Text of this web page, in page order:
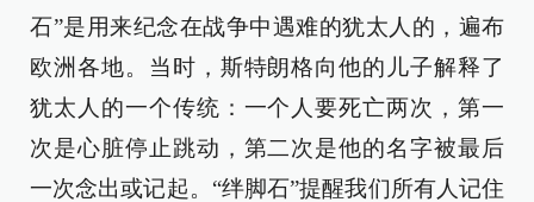
石”是用来纪念在战争中遇难的犹太人的，遍布
欧洲各地。当时，斯特朗格向他的儿子解释了
犹太人的一个传统：一个人要死亡两次，第一
次是心脏停止跳动，第二次是他的名字被最后
一次念出或记起。“绊脚石”提醒我们所有人记住